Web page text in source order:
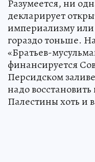
Разумеется, ни
декларирует
империализму или
гораздо тоньше.
«Братьев-
финансируется
Персидском
надо
Палестины хоть и